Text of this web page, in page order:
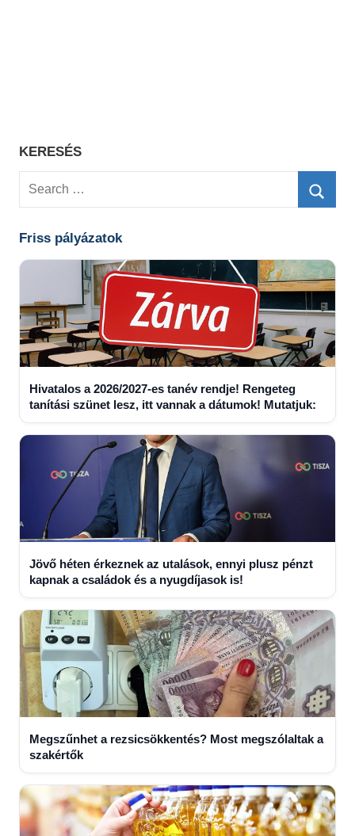
KERESÉS
Search
Friss pályázatok
Hivatalos a 2026/2027-es tanév rendje! Rengeteg
tanítási szünet lesz, itt vannak a dátumok! Mutatjuk:
Jövő héten érkeznek az utalások, ennyi plusz pénzt
kapnak a családok és a nyugdíjasok is!
Megszűnhet a rezsicsökkentés? Most megszólaltak a
szakértők